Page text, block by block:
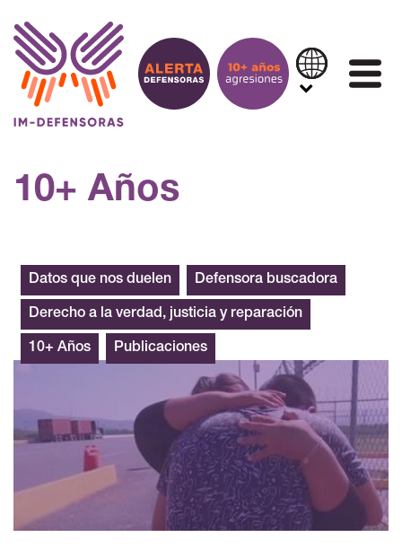
10+ Años
Madre buscadora se reencuentra con su hijo
Datos que nos duelen Defensora buscadora
Derecho a la verdad, justicia y reparación
10+ Años Publicaciones